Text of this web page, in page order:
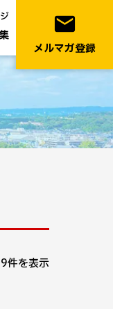
email
メルマガ登録
件を表示